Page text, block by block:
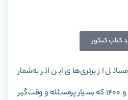
کتاب کنکور
از برتری‌های این اثر به‌شمار
می‌آید، در کنکورهای 1399 و 1400 که بسیار پرمسئله و وقت‌گیر